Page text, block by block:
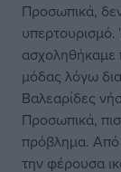
Προσωπικά,
υπερτουρισμό.
ασχοληθήκαμε
μόδας λόγω
Βαλεαρίδες
Προσωπικά,
πρόβλημα. Από
την φέρουσα